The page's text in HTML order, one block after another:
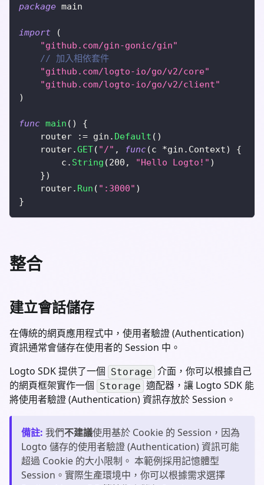
package main
import
(
"github.com/gin-gonic/gin"
// 加入相依套件
"github.com/logto-io/go/v2/core"
"github.com/logto-io/go/v2/client"
)
func main ( )
{
	router
:= gin . Default ( )
	router
.GET( "/" , func(c *gin . Context)
{
		c
. String (200 , "Hello Logto!" )
})
	router
. Run ( ":3000" )
}
整合
建立會話儲存
在傳統的網頁應用程式中，使用者驗證 (Authentication)
資訊通常會儲存在使用者的 Session 中。
Logto SDK 提供了一個 Storage 介面，你可以根據自己
的網頁框架實作一個 Storage 適配器，讓 Logto SDK 能
將使用者驗證 (Authentication) 資訊存放於 Session。
備註: 我們不建議使用基於 Cookie 的 Session，因為
Logto 儲存的使用者驗證 (Authentication) 資訊可能
超過 Cookie 的大小限制。 本範例採用記憶體型
Session。實際生產環境中，你可以根據需求選擇